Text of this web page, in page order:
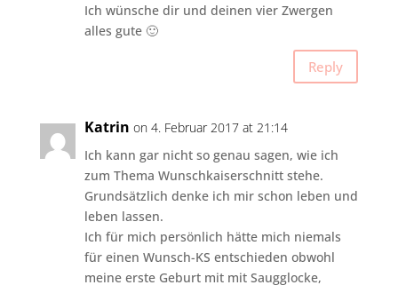
Ich wünsche dir und deinen vier Zwergen
alles gute 🙂
Reply
Katrin on 4. Februar 2017 at 21:14
Ich kann gar nicht so genau sagen, wie ich
zum Thema Wunschkaiserschnitt stehe.
Grundsätzlich denke ich mir schon leben und
leben lassen.
Ich für mich persönlich hätte mich niemals
für einen Wunsch-KS entschieden obwohl
meine erste Geburt mit mit Saugglocke,